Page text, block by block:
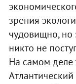
зрения
чудовищно, но
никто не
На самом деле